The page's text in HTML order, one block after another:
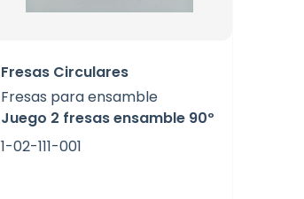
Fresas Circulares
Fresas para ensamble
Juego 2 fresas ensamble 90º
1-02-111-001